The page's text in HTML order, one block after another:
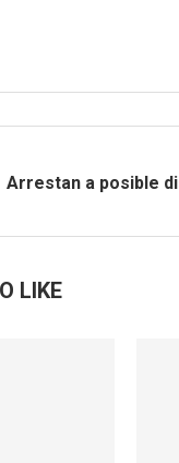
Arrestan a posible
LIKE